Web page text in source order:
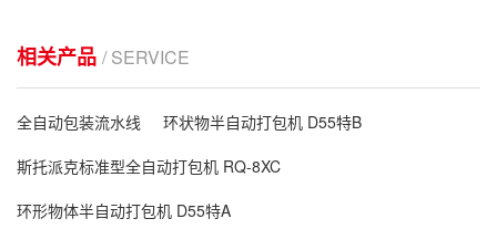
相关产品 / SERVICE
全自动包装流水线
环状物半自动打包机 D55特B
斯托派克标准型全自动打包机 RQ-8XC
环形物体半自动打包机 D55特A